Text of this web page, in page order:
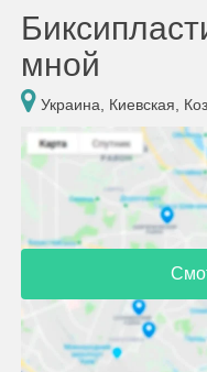
мной
Украина, Киевская,